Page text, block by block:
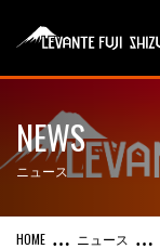
NEWS
ニュース
ニュース